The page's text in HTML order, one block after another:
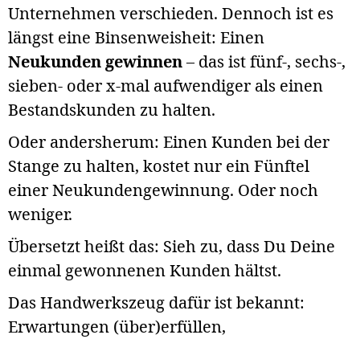
Unternehmen verschieden. Dennoch ist es
längst eine Binsenweisheit: Einen
Neukunden gewinnen– das ist fünf-, sechs-,
sieben- oder x-mal aufwendiger als einen
Bestandskunden zu halten.
Oder andersherum: Einen Kunden bei der
Stange zu halten, kostet nur ein Fünftel
einer Neukundengewinnung. Oder noch
weniger.
Übersetzt heißt das: Sieh zu, dass Du Deine
einmal gewonnenen Kunden hältst.
Das Handwerkszeug dafür ist bekannt:
Erwartungen (über)erfüllen,